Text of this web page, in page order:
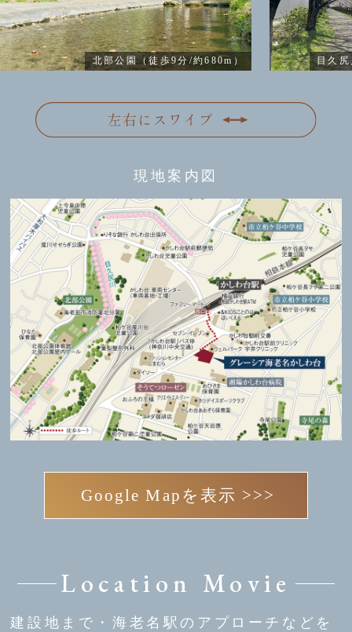
北部公園（徒歩9分/約680m） 目久
現地案内図
Google Mapを表示 >>>
Location Movie
建設地まで・海老名駅のアプローチなどを